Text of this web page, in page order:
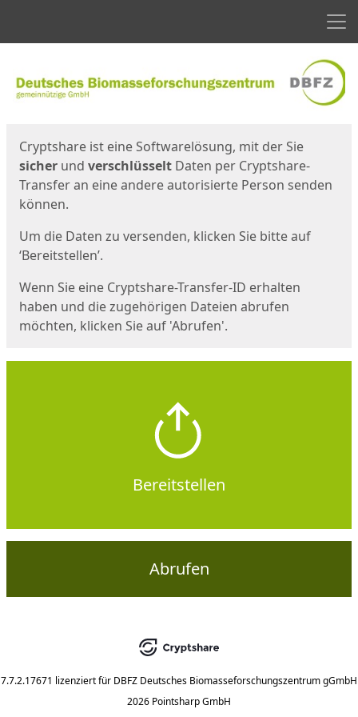
Cryptshare ist eine Softwarelösung, mit der Sie
sicher und verschlüsselt Daten per Cryptshare-
Transfer an eine andere autorisierte Person senden
können.
Um die Daten zu versenden, klicken Sie bitte auf
‘Bereitstellen’.
Wenn Sie eine Cryptshare-Transfer-ID erhalten
haben und die zugehörigen Dateien abrufen
möchten, klicken Sie auf 'Abrufen'.
Bereitstellen
Abrufen
7.7.2.17671 lizenziert für DBFZ Deutsches Biomasseforschungszentrum gGmbH
2026 Pointsharp GmbH